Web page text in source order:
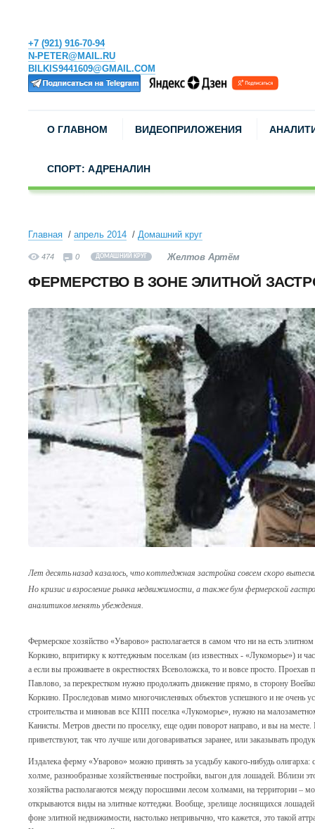
+7 (921) 916-70-94
N-PETER@MAIL.RU
BILKIS9441609@GMAIL.COM
О ГЛАВНОМ ВИДЕОПРИЛОЖЕНИЯ
СПОРТ: АДРЕНАЛИН
Главная апрель 2014 Домашний круг
474 0 ДОМАШНИЙ КРУГ Желтов Артём
ФЕРМЕРСТВО В ЗОНЕ ЭЛИТНОЙ
Лет десять назад казалось, что коттеджная застройка совсем скоро
Но кризис и взросление рынка недвижимости, а также бум фермерской
аналитиков менять убеждения.
Фермерское хозяйство «Уварово» располагается в самом что ни на есть
Коркино, впритирку к коттеджным поселкам (из известных - «Лукоморье») и
а если вы проживаете в окрестностях Всеволожска, то и вовсе просто.
Павлово, за перекрестком нужно продолжить движение прямо, в сторону
Коркино. Проследовав мимо многочисленных объектов успешного и не очень
строительства и миновав все КПП поселка «Лукоморье», нужно на
Канисты. Метров двести по проселку, еще один поворот направо, и вы на
приветствуют, так что лучше или договариваться заранее, или заказывать
Издалека ферму «Уварово» можно принять за усадьбу какого-нибудь
холме, разнообразные хозяйственные постройки, выгон для лошадей. Вблизи
хозяйства располагаются между поросшими лесом холмами, на территории –
открываются виды на элитные коттеджи. Вообще, зрелище лоснящихся
фоне элитной недвижимости, настолько непривычно, что кажется, это такой